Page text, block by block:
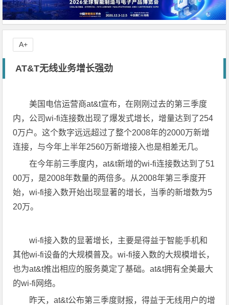
AT&T无线业务增长强劲
美国电信运营商at&t宣布，在刚刚过去的第三季度
内，公司wi-fi连接数出现了爆发式增长，增量达到了254
0万户。这个数字远远超过了整个2008年的2000万新增
连接，与今年上半年2560万新增接入也是相差无几。
在今年前三季度内，at&t新增的wi-fi连接数达到了51
00万，是2008年数量的两倍多。从2008年第三季度开
始，wi-fi接入数开始出现显著的增长，当季的新增数为5
20万。
wi-fi接入数的显著增长，主要是得益于智能手机和
其他wi-fi设备的大规模普及。wi-fi接入数的大规模增长，
也为at&t推出相应的服务奠定了基础。at&t拥有全美最大
的wi-fi网络。
昨天，at&t公布第三季度财报，得益于无线用户的增
A+